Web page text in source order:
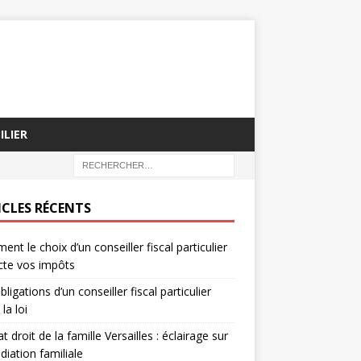
RÉCENTS
le choix d’un conseiller fiscal particulier
vos impôts
d’un conseiller fiscal particulier
loi
droit de la famille Versailles : éclairage sur
familiale